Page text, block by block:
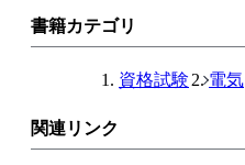
書籍カテゴリ
資格試験 電気
関連リンク